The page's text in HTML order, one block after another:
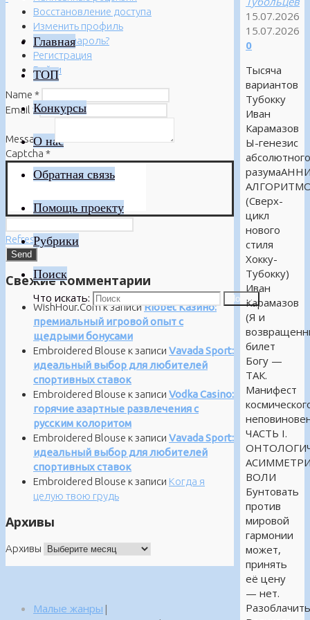
Главная
ТОП
Конкурсы
О нас
Обратная связь
Помощь проекту
Рубрики
Поиск
Что искать: Поиск
15.07.2026
15.07.2026
0
Тысяча
вариантов
Тубокку
Иван
Карамазов
Ы-генезис
(Сверх-
цикл
нового
стиля
Хокку-
Тубокку)
Иван
Карамазов
(Я и
билет
Богу —
ТАК.
Манифест
ЧАСТЬ I.
ВОЛИ
Бунтовать
против
мировой
гармонии
может,
принять
её цену
— нет.
Восстановление доступа
Изменить профиль
Забыли пароль?
Регистрация
Войти
Name *
Email *
Message*
Captcha *
Refresh
Свежие комментарии
WishHour.Comк записиRiobet Казино:
премиальный игровой опыт с
щедрыми бонусами
Embroidered Blouse к записи Vavada Sport:
идеальный выбор для любителей
спортивных ставок
Embroidered Blouse к записи Vodka Casino:
горячие азартные развлечения с
русским колоритом
Embroidered Blouse к записи Vavada Sport:
идеальный выбор для любителей
спортивных ставок
Embroidered Blouse к записи Когда я
целую твою грудь
Архивы
Архивы
Малые жанры |